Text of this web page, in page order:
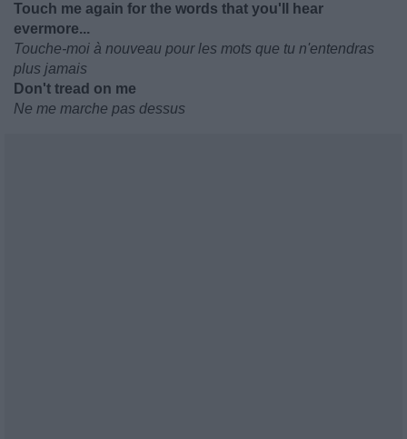
Touch me again for the words that you'll hear
evermore...
Touche-moi à nouveau pour les mots que tu n'entendras
plus jamais
Don't tread on me
Ne me marche pas dessus